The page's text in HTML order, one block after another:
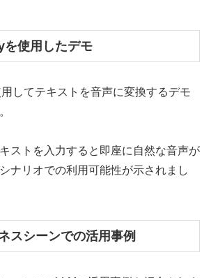
使用したデモ
してテキストを音声に変換するデモ
ストを入力すると即座に自然な音声が
ナリオでの利用可能性が示されまし
スシーンでの活用事例